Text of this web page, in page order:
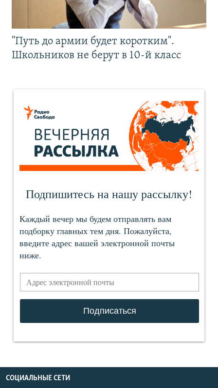
"Путь до армии будет коротким".
Школьников не берут в 10-й класс
СОЦИАЛЬНЫЕ СЕТИ